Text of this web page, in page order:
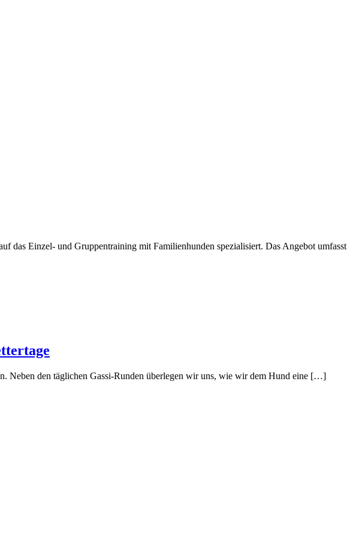
das Einzel- und Gruppentraining mit Familienhunden spezialisiert. Das Angebot umfasst
Neben den täglichen Gassi-Runden überlegen wir uns, wie wir dem Hund eine […]